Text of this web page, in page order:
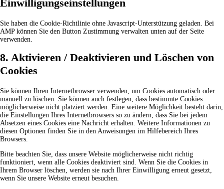
Einwilligungseinstellungen
Sie haben die Cookie-Richtlinie ohne Javascript-Unterstützung geladen. Bei
AMP können Sie den Button Zustimmung verwalten unten auf der Seite
verwenden.
8. Aktivieren / Deaktivieren und Löschen von
Cookies
Sie können Ihren Internetbrowser verwenden, um Cookies automatisch oder
manuell zu löschen. Sie können auch festlegen, dass bestimmte Cookies
möglicherweise nicht platziert werden. Eine weitere Möglichkeit besteht darin,
die Einstellungen Ihres Internetbrowsers so zu ändern, dass Sie bei jedem
Absetzen eines Cookies eine Nachricht erhalten. Weitere Informationen zu
diesen Optionen finden Sie in den Anweisungen im Hilfebereich Ihres
Browsers.
Bitte beachten Sie, dass unsere Website möglicherweise nicht richtig
funktioniert, wenn alle Cookies deaktiviert sind. Wenn Sie die Cookies in
Ihrem Browser löschen, werden sie nach Ihrer Einwilligung erneut gesetzt,
wenn Sie unsere Website erneut besuchen.